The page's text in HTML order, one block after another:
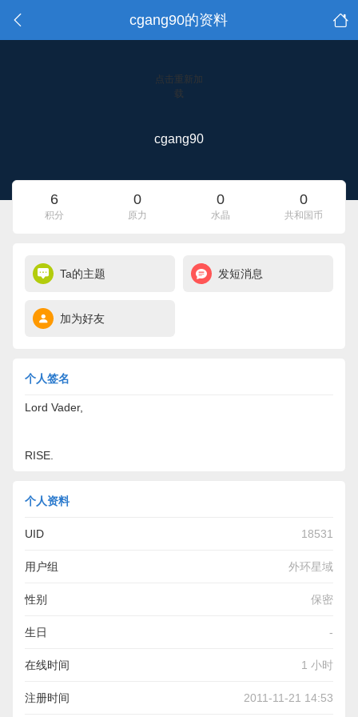
cgang90的资料
点击重新加
载
cgang90
6
积分
0
原力
0
水晶
0
共和国币
Ta的主题 发短消息
加为好友
个人签名
Lord Vader,
RISE.
个人资料
UID 18531
用户组 外环星域
性别 保密
生日 -
在线时间 1 小时
注册时间 2011-11-21 14:53